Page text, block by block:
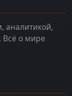
аналитикой,
Всё о мире